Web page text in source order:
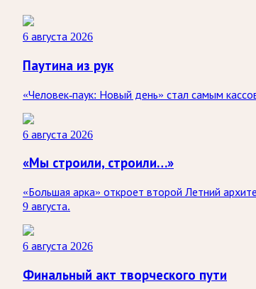
6 августа 2026
Паутина из рук
«Человек-паук: Новый день» стал самым
6 августа 2026
«Мы строили, строили…»
«Большая арка» откроет второй Летний
9 августа.
6 августа 2026
Финальный акт творческого пути